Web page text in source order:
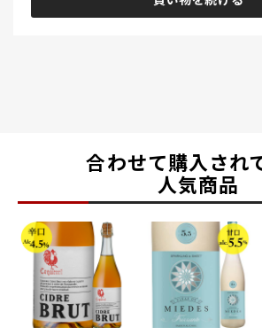
合わせて購入され
人気商品